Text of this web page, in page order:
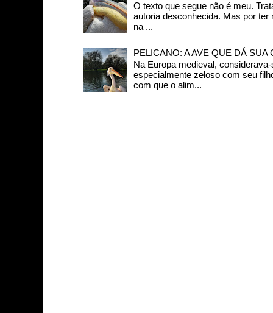
O texto que segue não é meu.
autoria desconhecida. Mas por
na ...
PELICANO: A AVE QUE DÁ SUA
Na Europa medieval,
especialmente zeloso com seu
com que o alim...